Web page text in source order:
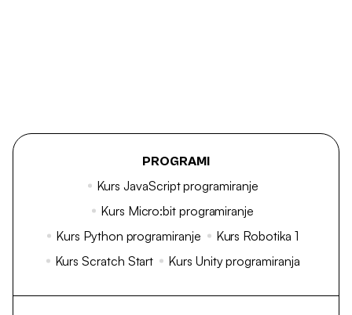
PROGRAMI
Kurs JavaScript programiranje
Kurs Micro:bit programiranje
Kurs Python programiranje
Kurs Robotika 1
Kurs Scratch Start
Kurs Unity programiranja